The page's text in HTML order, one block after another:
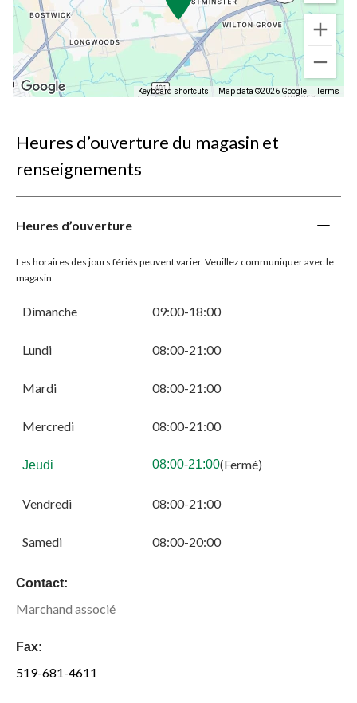
Keyboard shortcuts Map data ©2026 Google Terms
Heures d’ouverture du magasin et
renseignements
Heures d’ouverture
Les horaires des jours fériés peuvent varier. Veuillez communiquer avec le
magasin.
Dimanche 09:00-18:00
Lundi 08:00-21:00
Mardi 08:00-21:00
Mercredi 08:00-21:00
Jeudi 08:00-21:00(Fermé)
Vendredi 08:00-21:00
Samedi 08:00-20:00
Contact:
Marchand associé
Fax:
519-681-4611